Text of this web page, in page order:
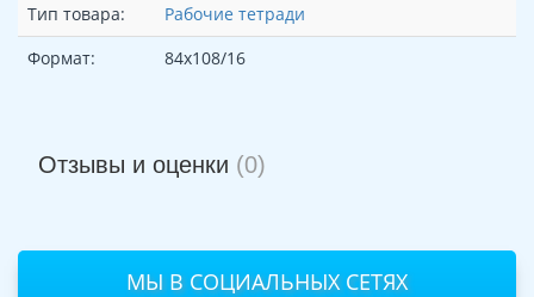
Тип товара:
Рабочие тетради
Формат:
84х108/16
Отзывы и оценки (0)
МЫ В СОЦИАЛЬНЫХ СЕТЯХ